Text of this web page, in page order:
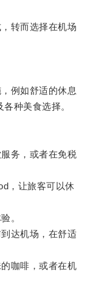
转而选择在机场
例如舒适的休息
种美食选择。
务，或者在免税
，让旅客可以休
。
达机场，在舒适
咖啡，或者在机